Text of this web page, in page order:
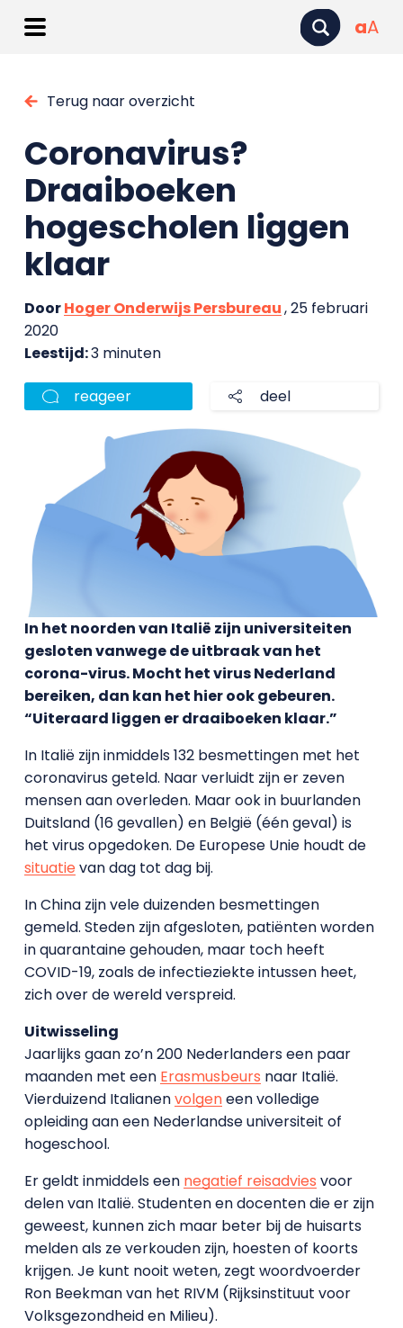
aA
Terug naar overzicht
Coronavirus?
Draaiboeken
hogescholen liggen
klaar
DoorHoger Onderwijs Persbureau, 25 februari
2020
Leestijd:3 minuten
reageer deel
In het noorden van Italië zijn universiteiten
gesloten vanwege de uitbraak van het
corona-virus. Mocht het virus Nederland
bereiken, dan kan het hier ook gebeuren.
“Uiteraard liggen er draaiboeken klaar.”
In Italië zijn inmiddels 132 besmettingen met het
coronavirus geteld. Naar verluidt zijn er zeven
mensen aan overleden. Maar ook in buurlanden
Duitsland (16 gevallen) en België (één geval) is
het virus opgedoken. De Europese Unie houdt de
situatievan dag tot dag bij.
In China zijn vele duizenden besmettingen
gemeld. Steden zijn afgesloten, patiënten worden
in quarantaine gehouden, maar toch heeft
COVID-19, zoals de infectieziekte intussen heet,
zich over de wereld verspreid.
Uitwisseling
Jaarlijks gaan zo’n 200 Nederlanders een paar
maanden met een Erasmusbeurs naar Italië.
Vierduizend Italianenvolgeneen volledige
opleiding aan een Nederlandse universiteit of
hogeschool.
Er geldt inmiddels een negatief reisadvies voor
delen van Italië. Studenten en docenten die er zijn
geweest, kunnen zich maar beter bij de huisarts
melden als ze verkouden zijn, hoesten of koorts
krijgen. Je kunt nooit weten, zegt woordvoerder
Ron Beekman van het RIVM (Rijksinstituut voor
Volksgezondheid en Milieu).